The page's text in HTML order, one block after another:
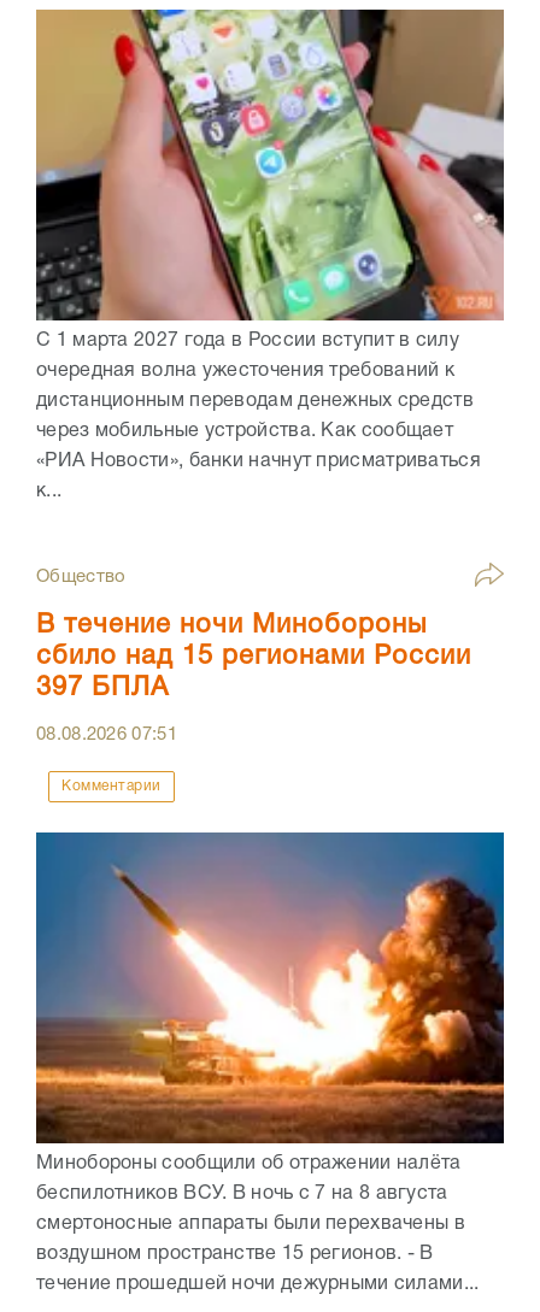
С 1 марта 2027 года в России вступит в силу
очередная волна ужесточения требований к
дистанционным переводам денежных средств
через мобильные устройства. Как сообщает
«РИА Новости», банки начнут присматриваться
к...
Общество
В течение ночи Минобороны
сбило над 15 регионами России
397 БПЛА
08.08.202607:51
Комментарии
Минобороны сообщили об отражении налёта
беспилотников ВСУ. В ночь с 7 на 8 августа
смертоносные аппараты были перехвачены в
воздушном пространстве 15 регионов. - В
течение прошедшей ночи дежурными силами...